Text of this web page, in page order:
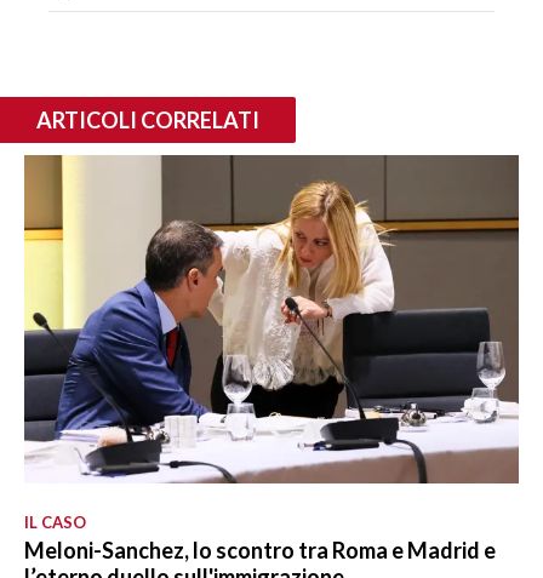
ARTICOLI CORRELATI
IL CASO
Meloni-Sanchez, lo scontro tra Roma e Madrid e